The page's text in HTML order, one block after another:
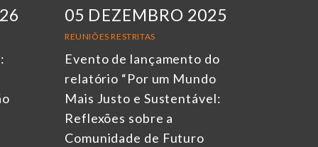
05 DEZEMBRO 2025
REUNIÕES RESTRITAS
Evento de lançamento do
relatório “Por um Mundo
Mais Justo e Sustentável:
Reflexões sobre a
Comunidade de Futuro